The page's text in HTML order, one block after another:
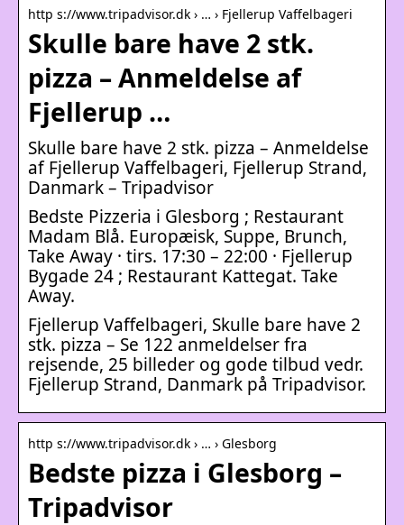
http s://www.tripadvisor.dk › … › Fjellerup Vaffelbageri
Skulle bare have 2 stk.
pizza – Anmeldelse af
Fjellerup …
Skulle bare have 2 stk. pizza – Anmeldelse
af Fjellerup Vaffelbageri, Fjellerup Strand,
Danmark – Tripadvisor
Bedste Pizzeria i Glesborg ; Restaurant
Madam Blå. Europæisk, Suppe, Brunch,
Take Away · tirs. 17:30 – 22:00 · Fjellerup
Bygade 24 ; Restaurant Kattegat. Take
Away.
Fjellerup Vaffelbageri, Skulle bare have 2
stk. pizza – Se 122 anmeldelser fra
rejsende, 25 billeder og gode tilbud vedr.
Fjellerup Strand, Danmark på Tripadvisor.
http s://www.tripadvisor.dk › … › Glesborg
Bedste pizza i Glesborg –
Tripadvisor